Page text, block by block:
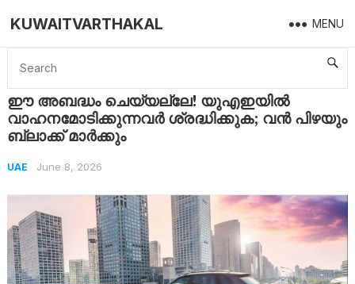
KUWAITVARTHAKAL MENU
Home UAE ഈ അബദ്ധം ചെയ്യല്ലേ! യുഎഇയിൽ വാഹനമോടിക്കുന്നവർ ശ്രദ്ധിക്കുക; വൻ പിഴയും ബ്ലാക്ക് മാർക്കും
ഈ അബദ്ധം ചെയ്യല്ലേ! യുഎഇയിൽ
വാഹനമോടിക്കുന്നവർ ശ്രദ്ധിക്കുക; വൻ പിഴയും
ബ്ലാക്ക് മാർക്കും
UAE June 8, 2026